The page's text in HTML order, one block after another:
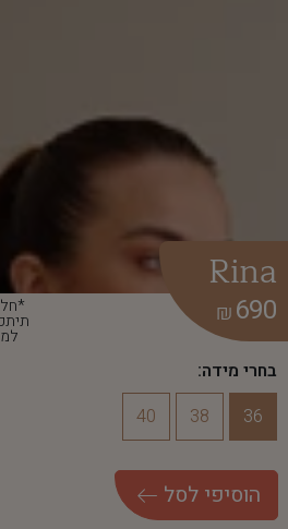
Rina
690
₪
בחרי מידה:
36
38
40
הוסיפי לסל